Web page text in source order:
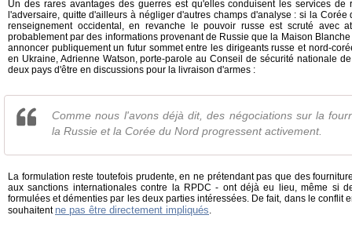
Un des rares avantages des guerres est qu'elles conduisent les services de
l'adversaire, quitte d'ailleurs à négliger d'autres champs d'analyse : si la
renseignement occidental, en revanche le pouvoir russe est scruté avec
probablement par des informations provenant de Russie que la Maison
annoncer publiquement un futur sommet entre les dirigeants russe et nord-
en Ukraine, Adrienne Watson, porte-parole au Conseil de sécurité nationale
deux pays d'être en discussions pour la livraison d'armes :
Comme nous l'avons déjà dit, des négociations sur la
la Russie et la Corée du Nord progressent activement.
La formulation reste toutefois prudente, en ne prétendant pas que des
aux sanctions internationales contre la RPDC - ont déjà eu lieu, même si
formulées et démenties par les deux parties intéressées. De fait, dans le conflit
souhaitent ne pas être directement impliqués.